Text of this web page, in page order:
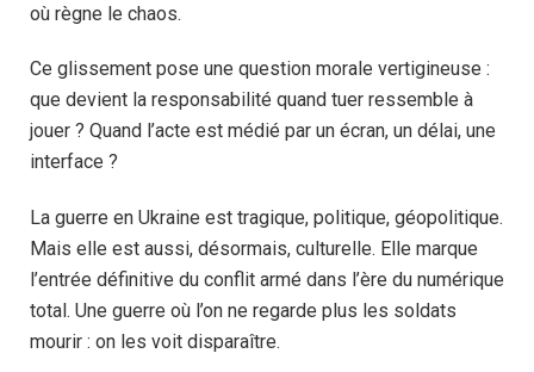
où règne le chaos.
Ce glissement pose une question morale vertigineuse :
que devient la responsabilité quand tuer ressemble à
jouer ? Quand l’acte est médié par un écran, un délai, une
interface ?
La guerre en Ukraine est tragique, politique, géopolitique.
Mais elle est aussi, désormais, culturelle. Elle marque
l’entrée définitive du conflit armé dans l’ère du numérique
total. Une guerre où l’on ne regarde plus les soldats
mourir : on les voit disparaître.